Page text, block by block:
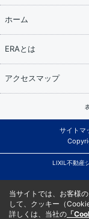
ホーム
ERAとは
アクセスマップ
サイトマ
LIXIL不動産
当サイトでは、お客様
して、クッキー（
詳しくは、当社の 「